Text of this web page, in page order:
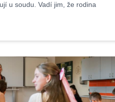
u soudu. Vadí jim, že rodina